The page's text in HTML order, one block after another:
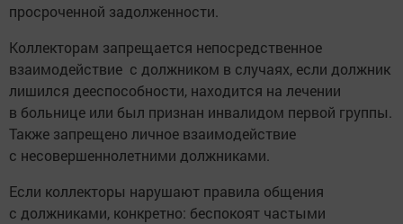
просроченной задолженности.
Коллекторам запрещается непосредственное
взаимодействие с должником в случаях, если должник
лишился дееспособности, находится на лечении
в больнице или был признан инвалидом первой группы.
Также запрещено личное взаимодействие
с несовершеннолетними должниками.
Если коллекторы нарушают правила общения
с должниками, конкретно: беспокоят частыми